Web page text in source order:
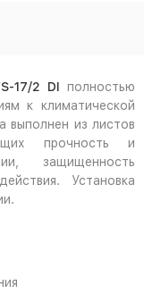
17/2 DI полностью
к климатической
выполнен из листов
прочность и
защищенность
Установка